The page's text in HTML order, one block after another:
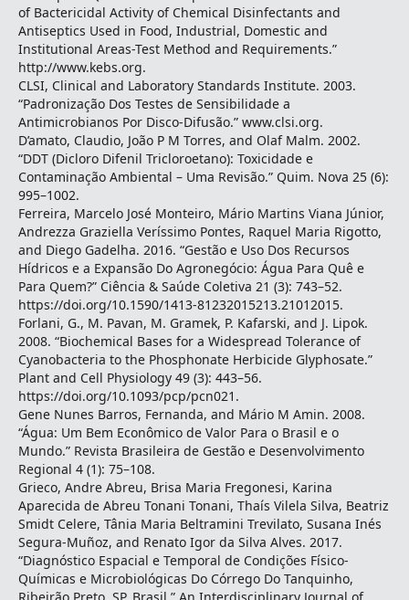
of Bactericidal Activity of Chemical Disinfectants and
Antiseptics Used in Food, Industrial, Domestic and
Institutional Areas-Test Method and Requirements.”
http://www.kebs.org.
CLSI, Clinical and Laboratory Standards Institute. 2003.
“Padronização Dos Testes de Sensibilidade a
Antimicrobianos Por Disco-Difusão.” www.clsi.org.
D’amato, Claudio, João P M Torres, and Olaf Malm. 2002.
“DDT (Dicloro Difenil Tricloroetano): Toxicidade e
Contaminação Ambiental – Uma Revisão.” Quim. Nova 25 (6):
995–1002.
Ferreira, Marcelo José Monteiro, Mário Martins Viana Júnior,
Andrezza Graziella Veríssimo Pontes, Raquel Maria Rigotto,
and Diego Gadelha. 2016. “Gestão e Uso Dos Recursos
Hídricos e a Expansão Do Agronegócio: Água Para Quê e
Para Quem?” Ciência & Saúde Coletiva 21 (3): 743–52.
https://doi.org/10.1590/1413-81232015213.21012015.
Forlani, G., M. Pavan, M. Gramek, P. Kafarski, and J. Lipok.
2008. “Biochemical Bases for a Widespread Tolerance of
Cyanobacteria to the Phosphonate Herbicide Glyphosate.”
Plant and Cell Physiology 49 (3): 443–56.
https://doi.org/10.1093/pcp/pcn021.
Gene Nunes Barros, Fernanda, and Mário M Amin. 2008.
“Água: Um Bem Econômico de Valor Para o Brasil e o
Mundo.” Revista Brasileira de Gestão e Desenvolvimento
Regional 4 (1): 75–108.
Grieco, Andre Abreu, Brisa Maria Fregonesi, Karina
Aparecida de Abreu Tonani Tonani, Thaís Vilela Silva, Beatriz
Smidt Celere, Tânia Maria Beltramini Trevilato, Susana Inés
Segura-Muñoz, and Renato Igor da Silva Alves. 2017.
“Diagnóstico Espacial e Temporal de Condições Físico-
Químicas e Microbiológicas Do Córrego Do Tanquinho,
Ribeirão Preto, SP, Brasil.” An Interdisciplinary Journal of